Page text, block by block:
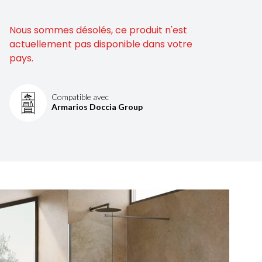
Nous sommes désolés, ce produit n'est
actuellement pas disponible dans votre
pays.
Compatible avec
Armarios Doccia Group